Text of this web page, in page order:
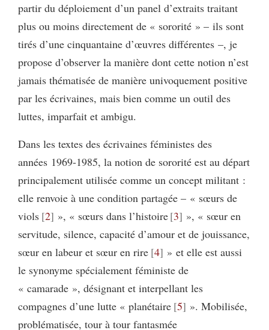
partir du déploiement d’un panel d’extraits traitant
plus ou moins directement de « sororité » – ils sont
tirés d’une cinquantaine d’œuvres différentes –, je
propose d’observer la manière dont cette notion n’est
jamais thématisée de manière univoquement positive
par les écrivaines, mais bien comme un outil des
luttes, imparfait et ambigu.
Dans les textes des écrivaines féministes des
années 1969-1985, la notion de sororité est au départ
principalement utilisée comme un concept militant :
elle renvoie à une condition partagée – « sœurs de
viols 2 », « sœurs dans l’histoire 3 », « sœur en
servitude, silence, capacité d’amour et de jouissance,
sœur en labeur et sœur en rire 4 » et elle est aussi
le synonyme spécialement féministe de
« camarade », désignant et interpellant les
compagnes d’une lutte « planétaire 5 ». Mobilisée,
problématisée, tour à tour fantasmée